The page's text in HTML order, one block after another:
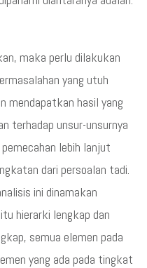
maka perlu dilakukan
yang utuh
mendapatkan hasil yang
terhadap unsur-unsurnya
lebih lanjut
dari persoalan tadi.
ini dinamakan
hierarki lengkap dan
semua elemen pada
yang ada pada tingkat